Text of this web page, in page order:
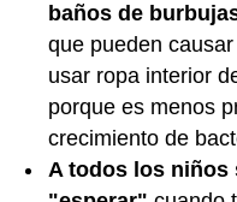
baños de
que pueden
usar ropa interior
porque es menos
crecimiento de
A todos los niños